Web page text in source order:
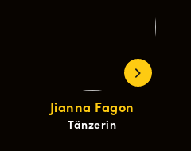
Jianna Fagon
Tänzerin